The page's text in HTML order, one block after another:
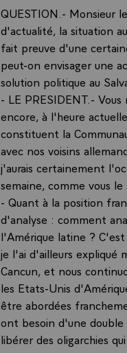
QUESTION.- Monsieur
d'actualité, la situation
fait preuve d'une
peut-on envisager une
solution politique au
- LE PRESIDENT.-
encore, à l'heure
constituent la
avec nos voisins
j'aurais certainement
semaine, comme vous le
- Quant à la position
d'analyse : comment
l'Amérique latine ?
je l'ai d'ailleurs expliqué
Cancun, et nous
les Etats-Unis
être abordées
ont besoin d'une
libérer des oligarchies